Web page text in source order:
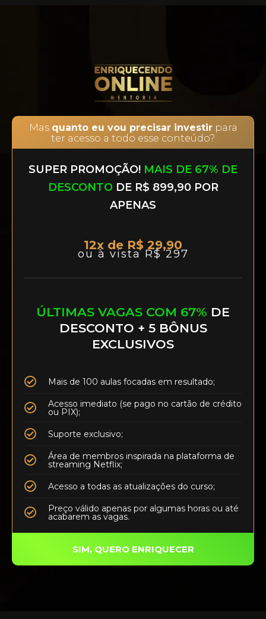
Mas quanto eu vou precisar investirpara
ter acesso a todo esse conteúdo?
SUPER PROMOÇÃO! MAIS DE 67% DE
DESCONTODE R$ 899,90 POR
APENAS
12x de R$ 29,90
ou à vista R$ 297
ÚLTIMAS VAGAS COM 67% DE
DESCONTO + 5 BÔNUS
EXCLUSIVOS
Mais de 100 aulas focadas em resultado;
Acesso imediato (se pago no cartão de crédito
ou PIX);
Suporte exclusivo;
Área de membros inspirada na plataforma de
streaming Netflix;
Acesso a todas as atualizações do curso;
Preço válido apenas por algumas horas ou até
acabarem as vagas.
SIM, QUERO ENRIQUECER